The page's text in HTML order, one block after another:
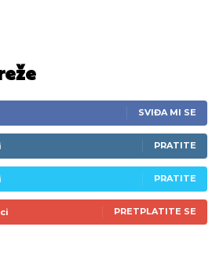
SVIĐA MI SE
PRATITE
PRATITE
PRETPLATITE SE